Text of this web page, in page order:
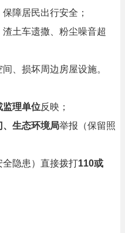
障居民出行安全；
渣土车遗撒、粉尘噪音超
、损坏周边房屋设施。
监理单位反映；
、生态环境局举报（保留照
隐患）直接拨打110或